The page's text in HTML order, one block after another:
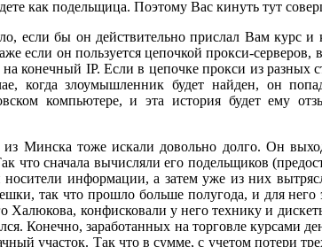
как подельщица. Поэтому Вас кинуть тут
если бы он действительно прислал Вам курс
если он пользуется цепочкой прокси-серверов,
конечный IP. Если в цепочке прокси из разных
когда злоумышленник будет найден, он
компьютере, и эта история будет ему
из Минска тоже искали довольно долго. Он
что сначала вычисляли его подельщиков
носители информации, а затем уже из них
так что прошло больше полугода, и для
Халюкова, конфисковали у него технику и
Конечно, заработанных на торговле курсами
участок. Так что в сумме, с учетом потери